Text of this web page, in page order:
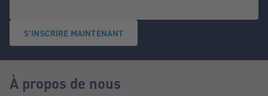
S'INSCRIRE MAINTENANT
À propos de nous